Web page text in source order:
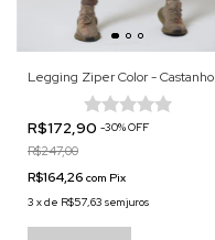
Legging Ziper Color - Castanho
R$172,90 -30%OFF
R$247,00
R$164,26 com Pix
3 xde R$57,63 sem juros